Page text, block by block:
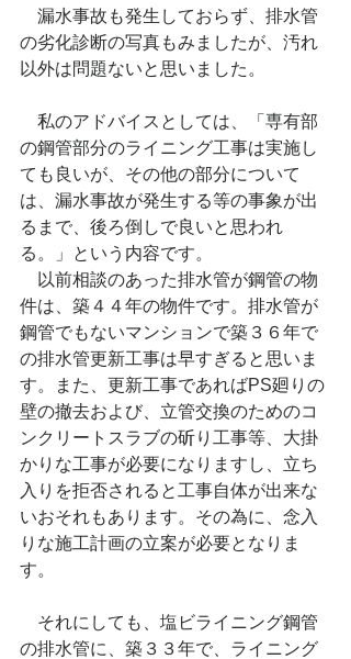
漏水事故も発生しておらず、排水管
の劣化診断の写真もみましたが、汚れ
以外は問題ないと思いました。
私のアドバイスとしては、「専有部
の鋼管部分のライニング工事は実施し
ても良いが、その他の部分について
は、漏水事故が発生する等の事象が出
るまで、後ろ倒しで良いと思われ
る。」という内容です。
以前相談のあった排水管が鋼管の物
件は、築４４年の物件です。排水管が
鋼管でもないマンションで築３６年で
の排水管更新工事は早すぎると思いま
す。また、更新工事であればPS廻りの
壁の撤去および、立管交換のためのコ
ンクリートスラブの斫り工事等、大掛
かりな工事が必要になりますし、立ち
入りを拒否されると工事自体が出来な
いおそれもあります。その為に、念入
りな施工計画の立案が必要となりま
す。
それにしても、塩ビライニング鋼管
の排水管に、築３３年で、ライニング